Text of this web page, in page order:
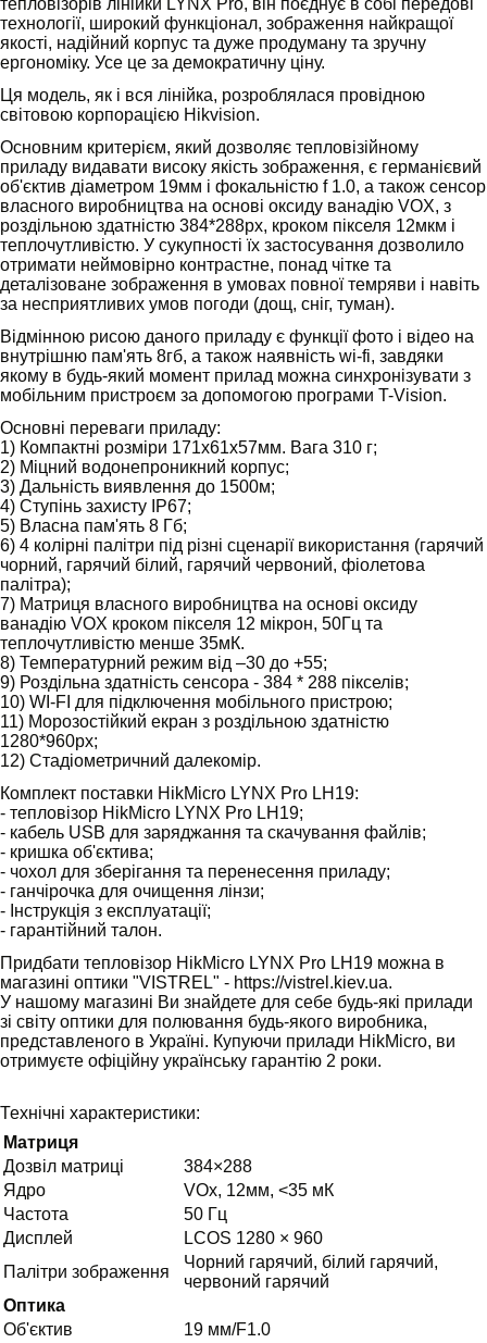
тепловізорів лінійки LYNX Pro, він поєднує в собі передові
технології, широкий функціонал, зображення найкращої
якості, надійний корпус та дуже продуману та зручну
ергономіку. Усе це за демократичну ціну.
Ця модель, як і вся лінійка, розроблялася провідною
світовою корпорацією Hikvision.
Основним критерієм, який дозволяє тепловізійному
приладу видавати високу якість зображення, є германієвий
об'єктив діаметром 19мм і фокальністю f 1.0, а також сенсор
власного виробництва на основі оксиду ванадію VOX, з
роздільною здатністю 384*288px, кроком пікселя 12мкм і
теплочутливістю. У сукупності їх застосування дозволило
отримати неймовірно контрастне, понад чітке та
деталізоване зображення в умовах повної темряви і навіть
за несприятливих умов погоди (дощ, сніг, туман).
Відмінною рисою даного приладу є функції фото і відео на
внутрішню пам'ять 8гб, а також наявність wi-fi, завдяки
якому в будь-який момент прилад можна синхронізувати з
мобільним пристроєм за допомогою програми T-Vision.
Основні переваги приладу:
1) Компактні розміри 171х61х57мм. Вага 310 г;
2) Міцний водонепроникний корпус;
3) Дальність виявлення до 1500м;
4) Ступінь захисту IP67;
5) Власна пам'ять 8 Гб;
6) 4 колірні палітри під різні сценарії використання (гарячий
чорний, гарячий білий, гарячий червоний, фіолетова
палітра);
7) Матриця власного виробництва на основі оксиду
ванадію VOX кроком пікселя 12 мікрон, 50Гц та
теплочутливістю менше 35мК.
8) Температурний режим від –30 до +55;
9) Роздільна здатність сенсора - 384 * 288 пікселів;
10) WI-FI для підключення мобільного пристрою;
11) Морозостійкий екран з роздільною здатністю
1280*960px;
12) Стадіометричний далекомір.
Комплект поставки HikMicro LYNX Pro LH19:
- тепловізор HikMicro LYNX Pro LH19;
- кабель USB для заряджання та скачування файлів;
- кришка об'єктива;
- чохол для зберігання та перенесення приладу;
- ганчірочка для очищення лінзи;
- Інструкція з експлуатації;
- гарантійний талон.
Придбати тепловізор HikMicro LYNX Pro LH19 можна в
магазині оптики "VISTREL" - https://vistrel.kiev.ua.
У нашому магазині Ви знайдете для себе будь-які прилади
зі світу оптики для полювання будь-якого виробника,
представленого в Україні. Купуючи прилади HikMicro, ви
отримуєте офіційну українську гарантію 2 роки.
Технічні характеристики:
Матриця
Дозвіл матриці
384×288
Ядро
VOx, 12мм, <35 мК
Частота
50 Гц
Дисплей
LCOS 1280 × 960
Палітри зображення
Чорний гарячий, білий гарячий,
червоний гарячий
Оптика
Об'єктив
19 мм/F1.0